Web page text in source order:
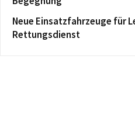
Neue Einsatzfahrzeuge für
Rettungsdienst